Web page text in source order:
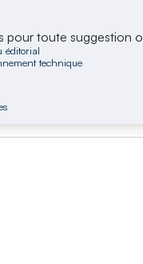
pour toute suggestion
éditorial
technique